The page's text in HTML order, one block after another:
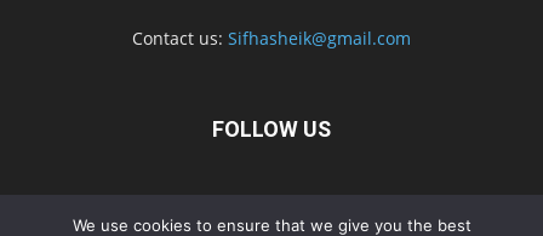
Contact us: Sifhasheik@gmail.com
FOLLOW US
Home Contact us Privacy Policy শ্রেনী শ্রেনী – mobile
We use cookies to ensure that we give you the best